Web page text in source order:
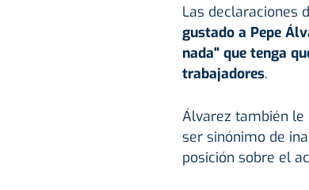
Las declaraciones
gustado a Pepe
nada" que tenga
trabajadores.
Álvarez también le
ser sinónimo de
posición sobre el